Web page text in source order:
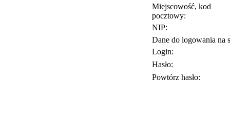
Miejscowość, kod
pocztowy:
NIP:
Dane do logowania na
Login:
Hasło:
Powtórz hasło: